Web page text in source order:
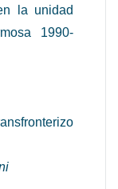
la unidad
1990-